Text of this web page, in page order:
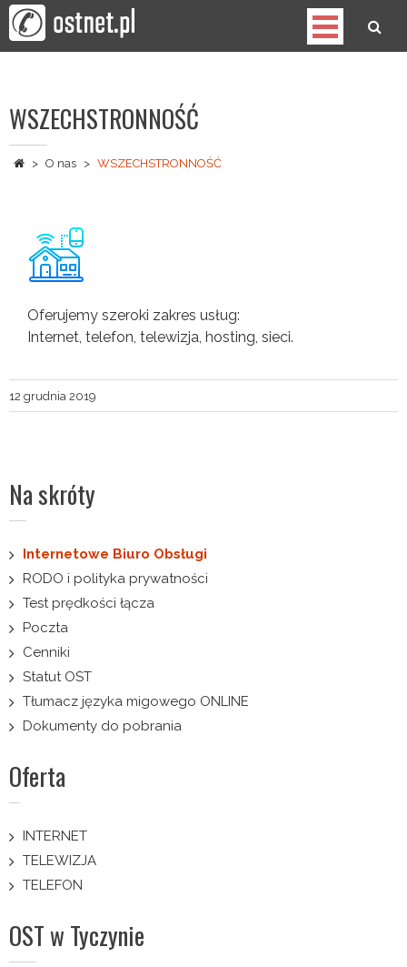
Skip
to
content
Spółdzielnia Telekomunikacyjna
WSZECHSTRONNOŚĆ
> O nas > WSZECHSTRONNOŚĆ
Oferujemy szeroki zakres usług:
Internet, telefon, telewizja, hosting, sieci.
12 grudnia 2019
Na skróty
Internetowe Biuro Obsługi
RODO i polityka prywatności
Test prędkości łącza
Poczta
Cenniki
Statut OST
Tłumacz języka migowego ONLINE
Dokumenty do pobrania
Oferta
INTERNET
TELEWIZJA
TELEFON
OST w Tyczynie